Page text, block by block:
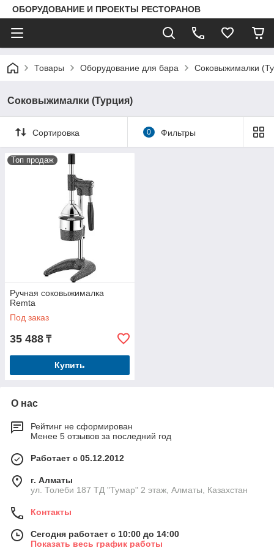
ОБОРУДОВАНИЕ И ПРОЕКТЫ РЕСТОРАНОВ
Товары Оборудование для бара Соковыжималки
Соковыжималки (Турция)
Сортировка 0 Фильтры
Топ продаж
Ручная соковыжималка
Remta
Под заказ
35 488 ₸
Купить
О нас
Рейтинг не сформирован
Менее 5 отзывов за последний год
Работает с 05.12.2012
г. Алматы
ул. Толеби 187 ТД "Тумар" 2 этаж, Алматы, Казахстан
Контакты
Сегодня работает с 10:00 до 14:00
Показать весь график работы